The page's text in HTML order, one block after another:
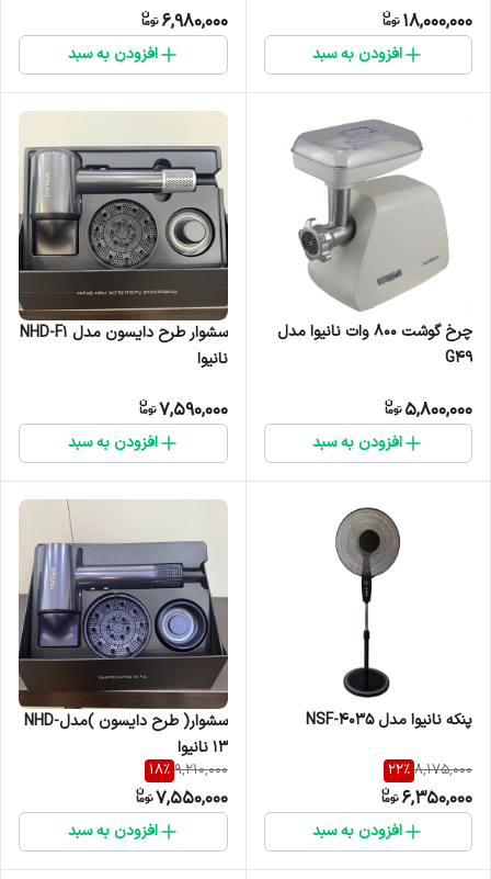
18,000,000
افزودن به سبد
6,980,000
افزودن به سبد
چرخ گوشت 800 وات نانیوا مدل
G۴۹
5,800,000
افزودن به سبد
سشوار طرح دایسون مدل NHD-F1
نانیوا
7,590,000
افزودن به سبد
پنکه نانیوا مدل NSF-4035
8,175,000
22%
6,350,000
افزودن به سبد
سشوار( طرح دایسون )مدلNHD-
13 نانیوا
9,210,000
18%
7,550,000
افزودن به سبد